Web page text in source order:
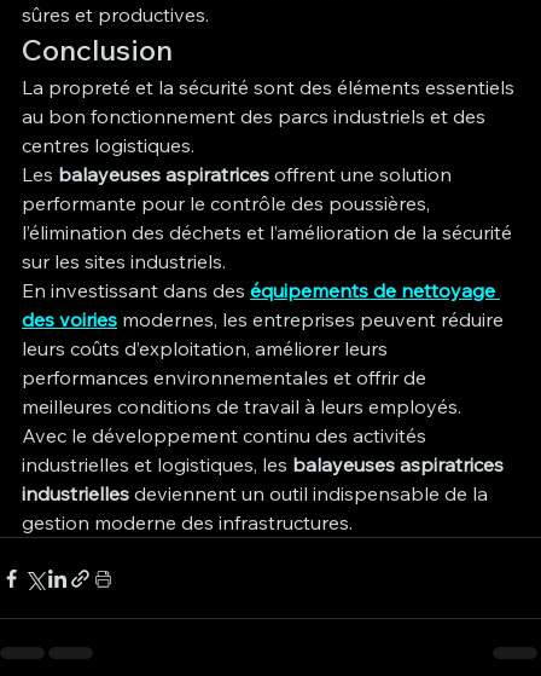
sûres et productives.
Conclusion
La propreté et la sécurité sont des éléments essentiels
au bon fonctionnement des parcs industriels et des
centres logistiques.
Les balayeuses aspiratrices offrent une solution
performante pour le contrôle des poussières,
l’élimination des déchets et l’amélioration de la sécurité
sur les sites industriels.
En investissant dans des équipements de nettoyage
des voiries modernes, les entreprises peuvent réduire
leurs coûts d’exploitation, améliorer leurs
performances environnementales et offrir de
meilleures conditions de travail à leurs employés.
Avec le développement continu des activités
industrielles et logistiques, les balayeuses aspiratrices
industrielles deviennent un outil indispensable de la
gestion moderne des infrastructures.